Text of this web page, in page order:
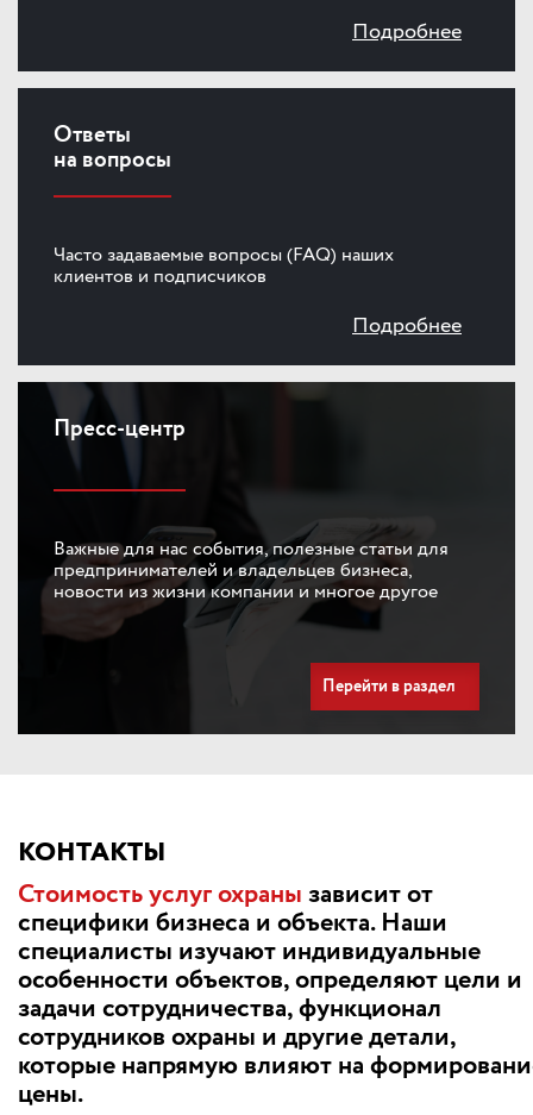
Подробнее
Ответы
на вопросы
Часто задаваемые вопросы (FAQ) наших
клиентов и подписчиков
Подробнее
Пресс-центр
Важные для нас события, полезные статьи для
предпринимателей и владельцев бизнеса,
новости из жизни компании и многое другое
Перейти в раздел
КОНТАКТЫ
Стоимость услуг охранызависит от
специфики бизнеса и объекта. Наши
специалисты изучают индивидуальные
особенности объектов, определяют цели и
задачи сотрудничества, функционал
сотрудников охраны и другие детали,
которые напрямую влияют на
цены.